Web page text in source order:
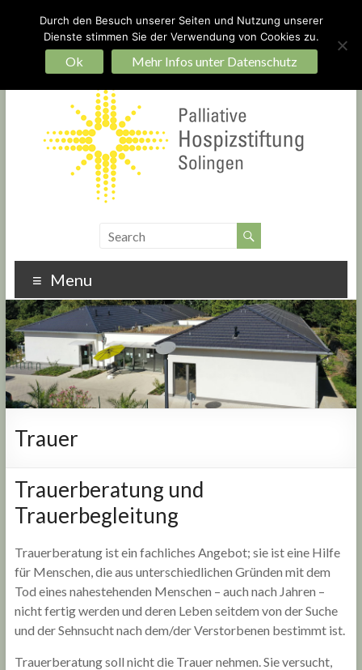
Ein Hospiz für Solingen – bauen Sie mit!
Startseite
Impressum Datenschutz
Menu
Trauer
Trauerberatung und
Trauerbegleitung
Trauerberatung ist ein fachliches Angebot; sie ist eine Hilfe
für Menschen, die aus unterschiedlichen Gründen mit dem
Tod eines nahestehenden Menschen – auch nach Jahren –
nicht fertig werden und deren Leben seitdem von der Suche
und der Sehnsucht nach dem/der Verstorbenen bestimmt ist.
Trauerberatung soll nicht die Trauer nehmen. Sie versucht,
Durch den Besuch unserer Seiten und Nutzung unserer
Dienste stimmen Sie der Verwendung von Cookies zu.
Ok Mehr Infos unter Datenschutz